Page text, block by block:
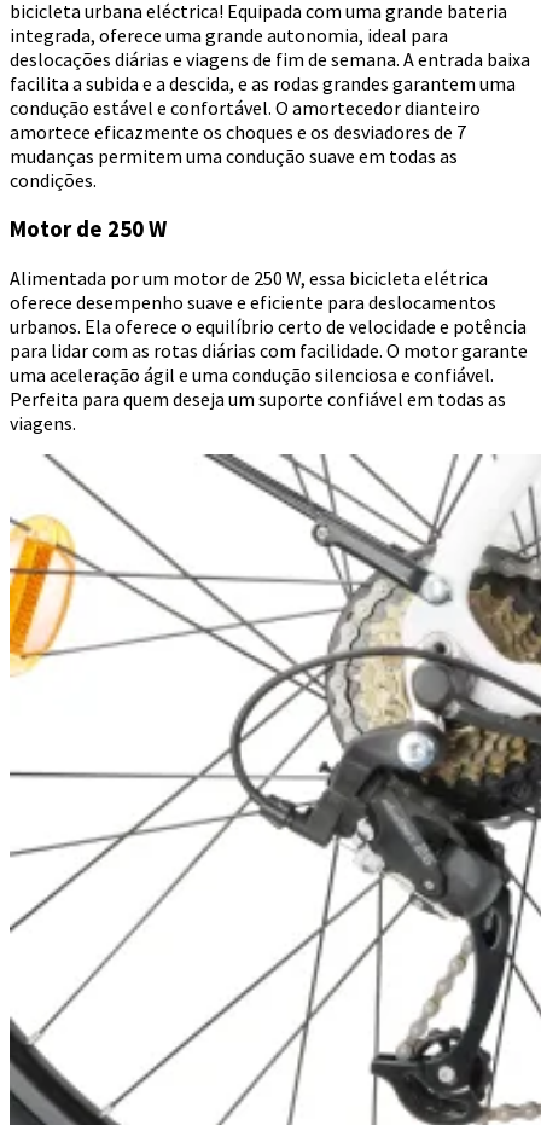
bicicleta urbana eléctrica! Equipada com uma grande bateria
integrada, oferece uma grande autonomia, ideal para
deslocações diárias e viagens de fim de semana. A entrada baixa
facilita a subida e a descida, e as rodas grandes garantem uma
condução estável e confortável. O amortecedor dianteiro
amortece eficazmente os choques e os desviadores de 7
mudanças permitem uma condução suave em todas as
condições.
Motor de 250 W
Alimentada por um motor de 250 W, essa bicicleta elétrica
oferece desempenho suave e eficiente para deslocamentos
urbanos. Ela oferece o equilíbrio certo de velocidade e potência
para lidar com as rotas diárias com facilidade. O motor garante
uma aceleração ágil e uma condução silenciosa e confiável.
Perfeita para quem deseja um suporte confiável em todas as
viagens.